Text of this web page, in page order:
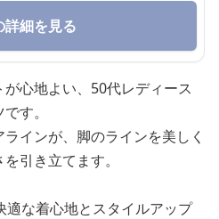
詳細を見る
心地よい、50代レディース
す。
インが、脚のラインを美しく
引き立てます。
適な着心地とスタイルアップ